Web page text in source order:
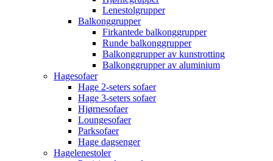
Lenestolgrupper
Balkonggrupper
Firkantede balkonggrupper
Runde balkonggrupper
Balkonggrupper av kunstrotting
Balkonggrupper av aluminium
Hagesofaer
Hage 2-seters sofaer
Hage 3-seters sofaer
Hjørnesofaer
Loungesofaer
Parksofaer
Hage dagsenger
Hagelenestoler